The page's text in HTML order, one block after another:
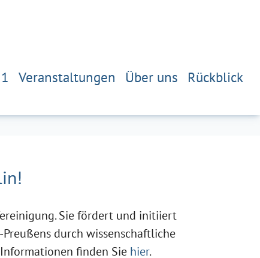
Veranstaltungen Über uns Rückblick
Sie fördert und initiiert
durch wissenschaftliche
finden Sie hier.